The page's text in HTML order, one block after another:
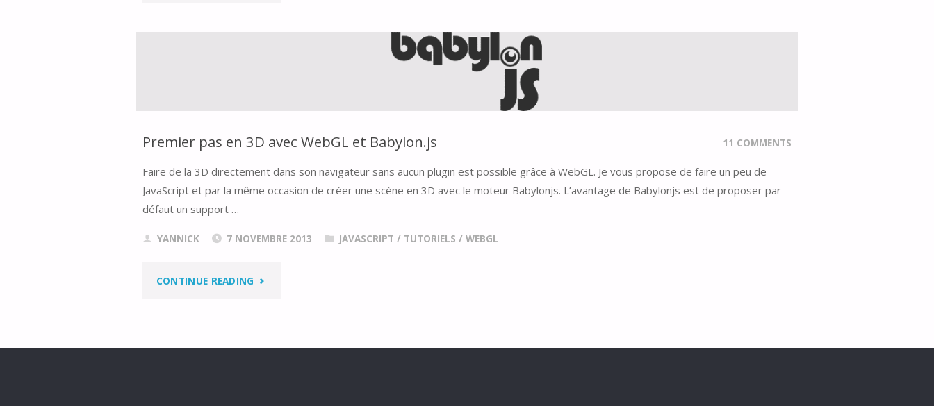
AVEC
BABYLONJS"
Premier pas en 3D avec WebGL et Babylon.js 11 COMMENTS
Faire de la 3D directement dans son navigateur sans aucun plugin est possible grâce à WebGL. Je vous propose de faire un peu de
JavaScript et par la même occasion de créer une scène en 3D avec le moteur Babylonjs. L’avantage de Babylonjs est de proposer par
défaut un support …
YANNICK 7 NOVEMBRE 2013 JAVASCRIPT / TUTORIELS /WEBGL
CONTINUE READING "PREMIER